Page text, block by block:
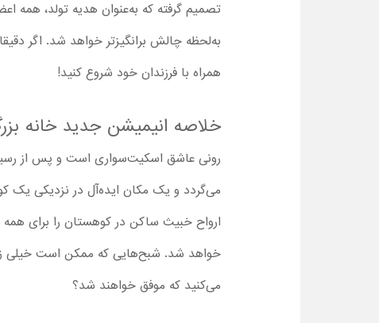
تصمیم گرفته که به‌عنوان هدیه تولد، همه
همراه با فرزندان خود شروع کنید!
خلاصه انیمیشن جدید خانه
رونی عاشق اسکیت‌سواری است و پس از
می‌گردد و یک مکان ایده‌آل در نزدیکی یک
ارواح خبیث ساکن در کوهستان را برای همه
خواهد شد. شبح‌هایی که ممکن است خیلی زود
می‌کنید که موفق خواهند شد؟